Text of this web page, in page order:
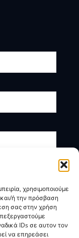
χρησιμοποιούμε
ή την πρόσβαση
σας στην χρήση
IDs σε αυτον τον
να επηρεάσει
ή